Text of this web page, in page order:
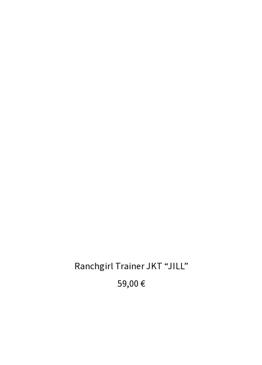
Ranchgirl Trainer JKT “JILL”
59,00 €